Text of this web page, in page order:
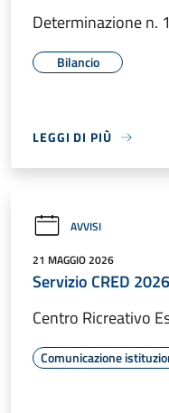
Determinazione
Bilancio
LEGGI DI PIÙ
AVVISI
21 MAGGIO 2026
Servizio CRED 2026
Centro Ricreativo
Comunicazione